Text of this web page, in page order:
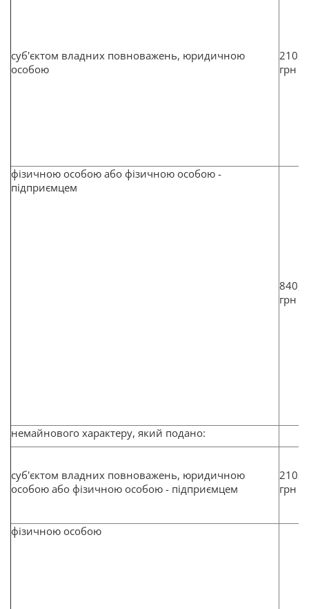
суб'єктом владних повноважень, юридичною
особою
2102
грн
фізичною особою або фізичною особою -
підприємцем
грн
немайнового характеру, який подано:
суб'єктом владних повноважень, юридичною
особою або фізичною особою - підприємцем
2102
грн
фізичною особою